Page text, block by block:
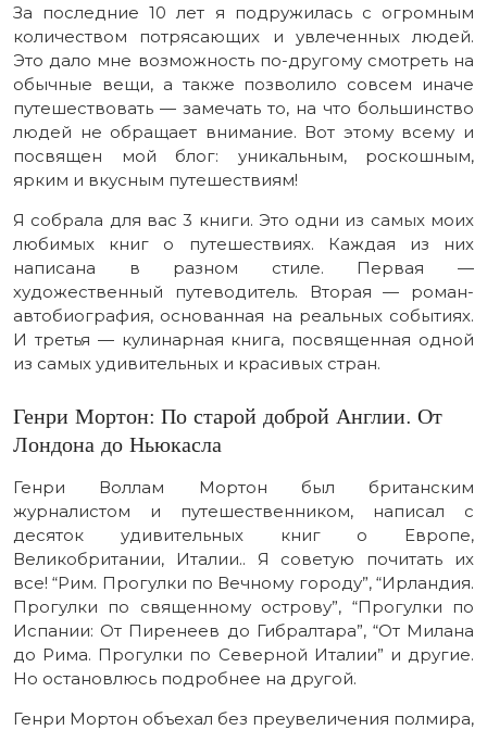
За последние 10 лет я подружилась с огромным
количеством потрясающих и увлеченных людей.
Это дало мне возможность по-другому смотреть на
обычные вещи, а также позволило совсем иначе
путешествовать — замечать то, на что большинство
людей не обращает внимание. Вот этому всему и
посвящен мой блог: уникальным, роскошным,
ярким и вкусным путешествиям!
Я собрала для вас 3 книги. Это одни из самых моих
любимых книг о путешествиях. Каждая из них
написана в разном стиле. Первая —
художественный путеводитель. Вторая — роман-
автобиография, основанная на реальных событиях.
И третья — кулинарная книга, посвященная одной
из самых удивительных и красивых стран.
Генри Мортон: По старой доброй Англии. От
Лондона до Ньюкасла
Генри Воллам Мортон был британским
журналистом и путешественником, написал с
десяток удивительных книг о Европе,
Великобритании, Италии.. Я советую почитать их
все! “Рим. Прогулки по Вечному городу”, “Ирландия.
Прогулки по священному острову”, “Прогулки по
Испании: От Пиренеев до Гибралтара”, “От Милана
до Рима. Прогулки по Северной Италии” и другие.
Но остановлюсь подробнее на другой.
Генри Мортон объехал без преувеличения полмира,